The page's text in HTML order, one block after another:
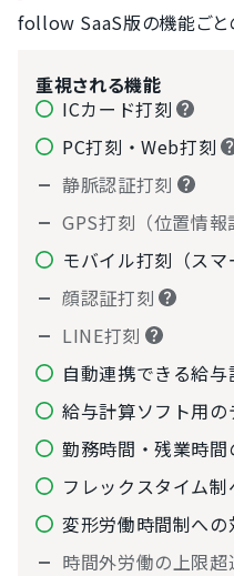
打刻漏れアラー
ト設定
follow SaaS版の機能ごと
重視される機能
ICカード打刻
PC打刻・Web打刻
静脈認証打刻
GPS打刻（位置情報
モバイル打刻（スマ
顔認証打刻
LINE打刻
自動連携できる給
給与計算ソフト用
勤務時間・残業時
フレックスタイム
変形労働時間制への
時間外労働の上限